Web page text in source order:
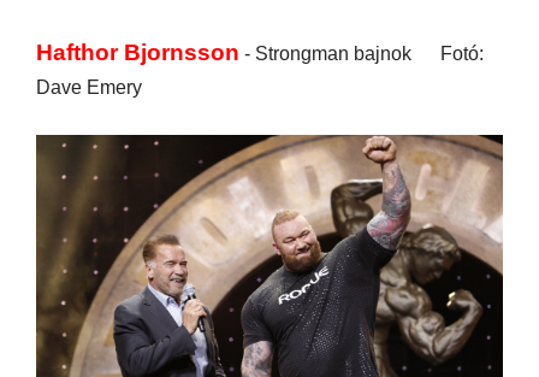
Hafthor Bjornsson - Strongman bajnok Fotó:
Dave Emery